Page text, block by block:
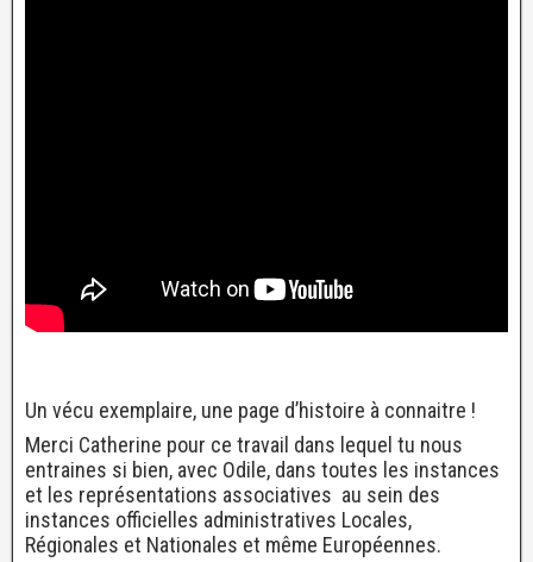
Un vécu exemplaire, une page d’histoire à connaitre !
Merci Catherine pour ce travail dans lequel tu nous
entraines si bien, avec Odile, dans toutes les instances
et les représentations associatives au sein des
instances officielles administratives Locales,
Régionales et Nationales et même Européennes.